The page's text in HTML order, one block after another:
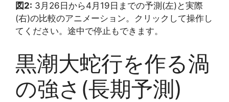
図2: 3月26日から4月19日までの予測(左)と実際
(右)の比較のアニメーション。クリックして操作し
てください。途中で停止もできます。
黒潮大蛇行を作る渦
の強さ(長期予測)